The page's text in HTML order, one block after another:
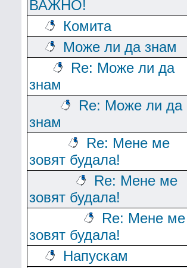
ВАЖНО!
Комита
Може ли да знам
Re: Може ли да
знам
Re: Може ли да
знам
Re: Мене ме
зовят будала!
Re: Мене ме
зовят будала!
Re: Мене ме
зовят будала!
Напускам